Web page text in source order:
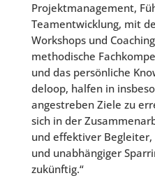
Projektmanagement,
Teamentwicklung, mit
Workshops und
methodische
und das persönliche
deloop, halfen in
angestreben Ziele zu
sich in der
und effektiver
und unabhängiger
zukünftig.“